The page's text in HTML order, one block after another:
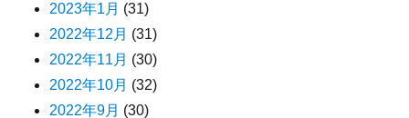
2023年1月 (31)
2022年12月 (31)
2022年11月 (30)
2022年10月 (32)
2022年9月 (30)